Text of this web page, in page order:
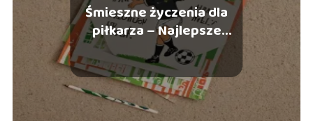
Śmieszne życzenia dla
piłkarza – Najlepsze
pomysły na kartki i
wiadomości